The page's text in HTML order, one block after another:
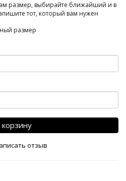
размер, выбирайте ближайший и в
тот, который вам нужен
размер
корзину
отзыв